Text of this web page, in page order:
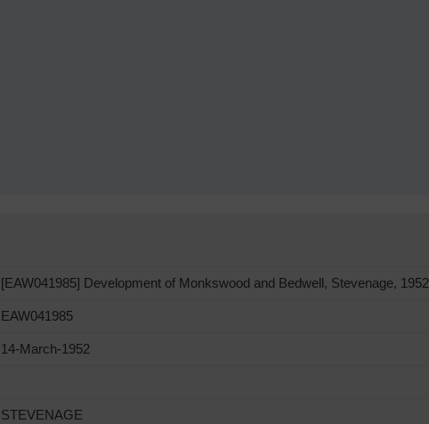
[EAW041985] Development of Monkswood and Bedwell, Stevenage, 1952
EAW041985
14-March-1952
STEVENAGE